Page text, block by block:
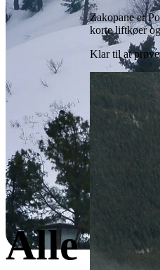
Alle
Zakopane er
korte liftkøer
Klar til at prøve